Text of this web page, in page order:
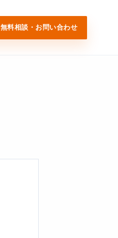
無料相談・お問い合わせ